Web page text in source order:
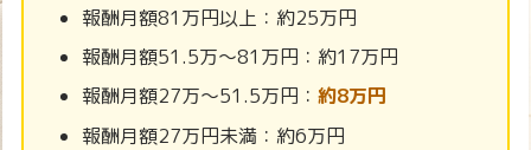
報酬月額81万円以上：約25万円
報酬月額51.5万〜81万円：約17万円
報酬月額27万〜51.5万円： 約8万円
報酬月額27万円未満：約6万円